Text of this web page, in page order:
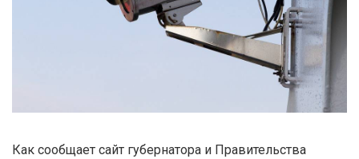
Как сообщает сайт губернатора и Правительства